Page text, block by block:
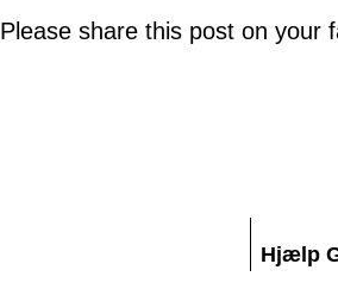
Please share this post on your
Hjælp